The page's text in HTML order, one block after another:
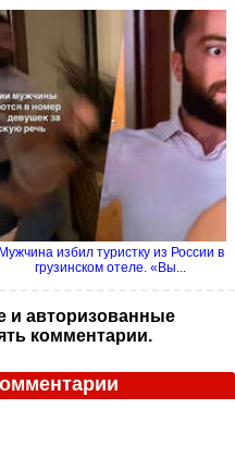
Мужчина избил туристку из России в
грузинском отеле. «Вы...
и авторизованные
комментарии.